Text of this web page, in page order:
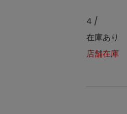
4 /
在庫あり
店舗在庫